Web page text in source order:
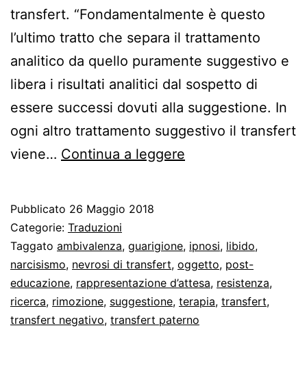
transfert. “Fondamentalmente è questo
l’ultimo tratto che separa il trattamento
analitico da quello puramente suggestivo e
libera i risultati analitici dal sospetto di
essere successi dovuti alla suggestione. In
ogni altro trattamento suggestivo il transfert
viene… Continua a leggere
analitica
fra
suggestione
e
Pubblicato 26 Maggio 2018
Categorie: Traduzioni
Taggato ambivalenza, guarigione, ipnosi, libido,
narcisismo, nevrosi di transfert, oggetto, post-
educazione, rappresentazione d’attesa, resistenza,
ricerca, rimozione, suggestione, terapia, transfert,
transfert negativo, transfert paterno